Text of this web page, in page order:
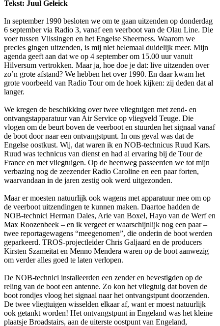
Tekst: Juul Geleick
In september 1990 besloten we om te gaan uitzenden op donderdag
6 september via Radio 3, vanaf een veerboot van de Olau Line. Die
voer tussen Vlissingen en het Engelse Sheerness. Waarom we
precies gingen uitzenden, is mij niet helemaal duidelijk meer. Mijn
agenda geeft aan dat we op 4 september om 15.00 uur vanuit
Hilversum vertrokken. Maar ja, hoe doe je dat: live uitzenden over
zo’n grote afstand? We hebben het over 1990. En daar kwam het
grote voorbeeld van Radio Tour om de hoek kijken: zij deden dat al
langer.
We kregen de beschikking over twee vliegtuigen met zend- en
ontvangstapparatuur van Air Service op vliegveld Teuge. Die
vlogen om de beurt boven de veerboot en stuurden het signaal vanaf
de boot door naar een ontvangstpunt. In ons geval was dat de
Engelse oostkust. Wij, dat waren ik en NOB-technicus Ruud Kars.
Ruud was technicus van dienst en had al ervaring bij de Tour de
France en met vliegtuigen. Op de heenweg passeerden we tot mijn
verbazing nog de zeezender Radio Caroline en een paar forten,
waarvandaan in de jaren zestig ook werd uitgezonden.
Maar er moesten natuurlijk ook wagens met apparatuur mee om op
de veerboot uitzendingen te kunnen maken. Daartoe hadden de
NOB-technici Herman Dales, Arie van Boxel, Hayo van de Werf en
Max Roozenbeek – en ik vergeet er waarschijnlijk nog een paar –
twee reportagewagens “meegenomen”, die onderin de boot werden
geparkeerd. TROS-projectleider Chris Galjaard en de producers
Kirsten Szameitat en Menno Mendera waren op de boot aanwezig
om verder alles goed te laten verlopen.
De NOB-technici installeerden een zender en bevestigden op de
reling van de boot een antenne. Zo kon het vliegtuig dat boven de
boot rondjes vloog het signaal naar het ontvangstpunt doorzenden.
De twee vliegtuigen wisselden elkaar af, want er moest natuurlijk
ook getankt worden! Het ontvangstpunt in Engeland was het kleine
plaatsje Broadstairs, aan de uiterste oostpunt van Engeland,